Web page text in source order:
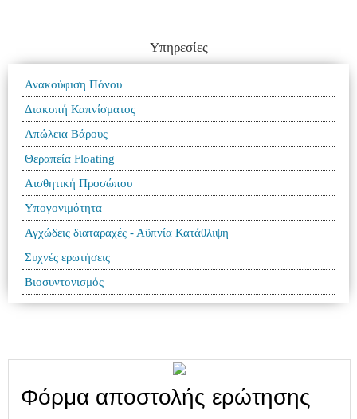
Υπηρεσίες
Ανακούφιση Πόνου
Διακοπή Καπνίσματος
Απώλεια Βάρους
Θεραπεία Floating
Αισθητική Προσώπου
Υπογονιμότητα
Αγχώδεις διαταραχές - Αϋπνία Κατάθλιψη
Συχνές ερωτήσεις
Βιοσυντονισμός
Φόρμα αποστολής ερώτησης